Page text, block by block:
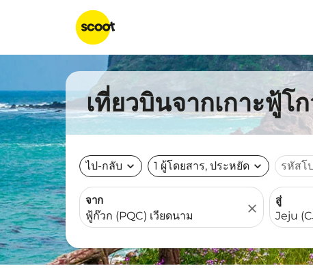
เที่ยวบินจากเกาะฟู้โ
ไป-กลับ expand_more 1 ผู้โดยสาร, ประหยัด expand_more รหัสโ
จาก
close
สู่